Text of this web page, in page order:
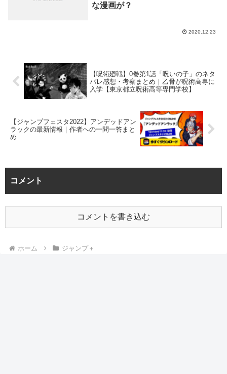
な漫画が？
2020.12.23
【呪術廻戦】0巻第1話「呪いの子」のネタ
バレ感想・考察まとめ｜乙骨が呪術高専に
入学【東京都立呪術高等専門学校】
【ジャンプフェスタ2022】アンデッドアン
ラックの最新情報｜作者への一問一答まと
め
コメント
コメントを書き込む
ホーム ジャンプ＋